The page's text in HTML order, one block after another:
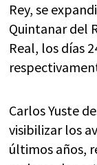
Rey, se
Quintanar del
Real, los días
Carlos Yuste
visibilizar los
últimos años,